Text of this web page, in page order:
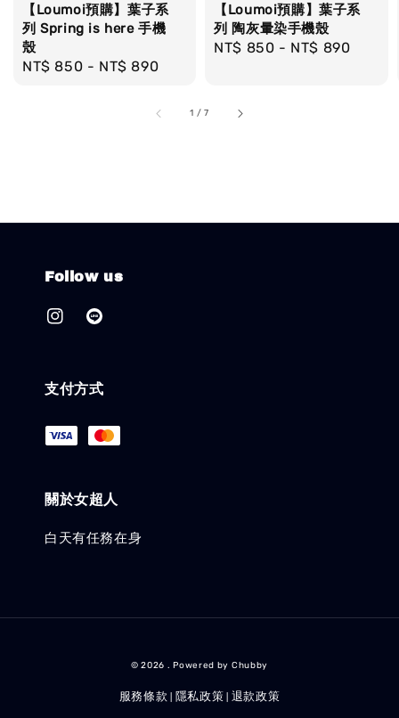
【Loumoi預購】葉子系
列 Spring is here 手機
殼
Regular
NT$ 850 - NT$ 890
【Loumoi預購】葉子系
列 陶灰暈染手機殼
Regular
NT$ 850 - NT$ 890
1 /7
Follow us
支付方式
關於女超人
白天有任務在身
© 2026 . Powered by Chubby
服務條款 隱私政策 退款政策